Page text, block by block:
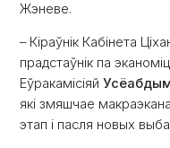
Жэневе.
– Кіраўнік Кабінета
прадстаўнік па
Еўракамісіяй
які змяшчае
этап і пасля новых